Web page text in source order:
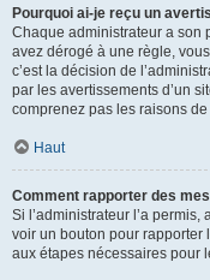
Pourquoi ai-je reçu un
Chaque administrateur a son
avez dérogé à une règle,
c’est la décision de
par les avertissements d’un
comprenez pas les raisons
Haut
Comment rapporter des
Si l’administrateur l’a
voir un bouton pour rapporter
aux étapes nécessaires pour